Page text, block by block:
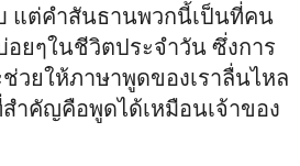
แต่คำสันธานพวกนี้เป็นที่คน
ยๆในชีวิตประจำวัน ซึ่งการ
วยให้ภาษาพูดของเราลื่นไหล
ำคัญคือพูดได้เหมือนเจ้าของ